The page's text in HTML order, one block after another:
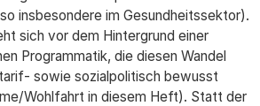
insbesondere im Gesundheitssektor).
sich vor dem Hintergrund einer
Programmatik, die diesen Wandel
sowie sozialpolitisch bewusst
Wohlfahrt in diesem Heft). Statt der